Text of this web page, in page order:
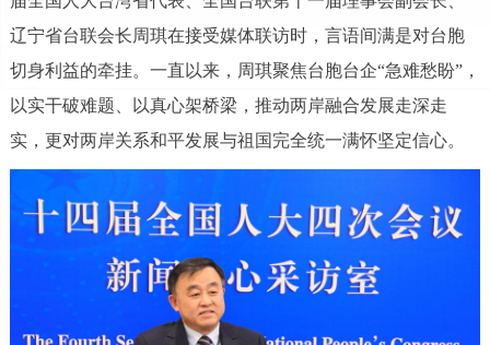
辽宁省台联会长周琪在接受媒体联访时，言语间满是对台胞
切身利益的牵挂。一直以来，周琪聚焦台胞台企“急难愁盼”，
以实干破难题、以真心架桥梁，推动两岸融合发展走深走
实，更对两岸关系和平发展与祖国完全统一满怀坚定信心。